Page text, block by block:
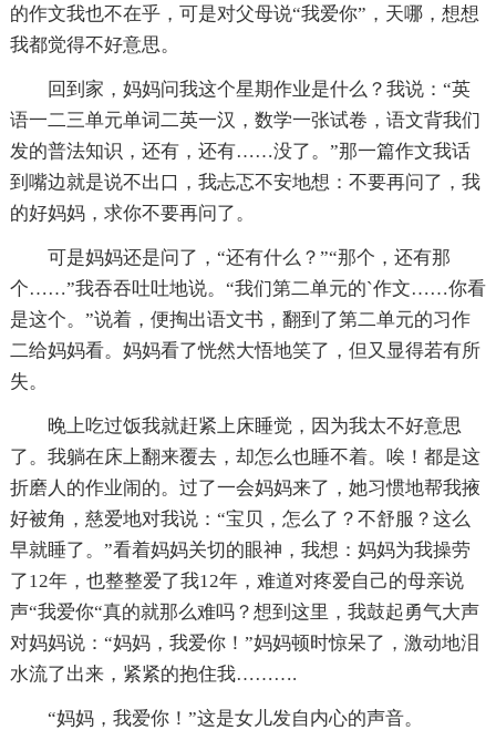
的作文我也不在乎，可是对父母说“我爱你”，天哪，想想
我都觉得不好意思。
回到家，妈妈问我这个星期作业是什么？我说：“英
语一二三单元单词二英一汉，数学一张试卷，语文背我们
发的普法知识，还有，还有……没了。”那一篇作文我话
到嘴边就是说不出口，我忐忑不安地想：不要再问了，我
的好妈妈，求你不要再问了。
可是妈妈还是问了，“还有什么？”“那个，还有那
个……”我吞吞吐吐地说。“我们第二单元的`作文……你看
是这个。”说着，便掏出语文书，翻到了第二单元的习作
二给妈妈看。妈妈看了恍然大悟地笑了，但又显得若有所
失。
晚上吃过饭我就赶紧上床睡觉，因为我太不好意思
了。我躺在床上翻来覆去，却怎么也睡不着。唉！都是这
折磨人的作业闹的。过了一会妈妈来了，她习惯地帮我掖
好被角，慈爱地对我说：“宝贝，怎么了？不舒服？这么
早就睡了。”看着妈妈关切的眼神，我想：妈妈为我操劳
了12年，也整整爱了我12年，难道对疼爱自己的母亲说
声“我爱你“真的就那么难吗？想到这里，我鼓起勇气大声
对妈妈说：“妈妈，我爱你！”妈妈顿时惊呆了，激动地泪
水流了出来，紧紧的抱住我……….
“妈妈，我爱你！”这是女儿发自内心的声音。